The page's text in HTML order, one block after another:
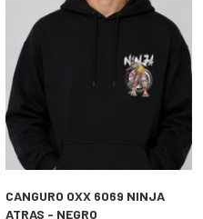
CANGURO OXX 6069 NINJA
ATRAS - NEGRO